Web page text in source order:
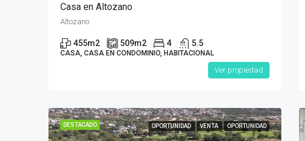
Casa en Altozano
Altozano
455m2 509m2 4 5.5
CASA, CASA EN CONDOMINIO, HABITACIONAL
Ver propiedad
DESTACADO OPORTUNIDAD VENTA OPORTUNIDAD